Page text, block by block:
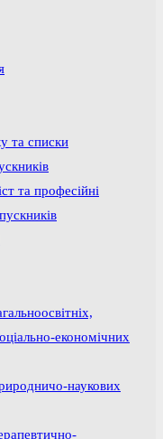
та списки
та професійні
економічних
наукових